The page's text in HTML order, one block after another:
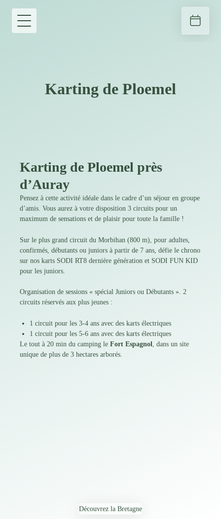
Karting de Ploemel
Karting de Ploemel près
d’Auray
Pensez à cette activité idéale dans le cadre d’un séjour en groupe
d’amis. Vous aurez à votre disposition 3 circuits pour un
maximum de sensations et de plaisir pour toute la famille !
Sur le plus grand circuit du Morbihan (800 m), pour adultes,
confirmés, débutants ou juniors à partir de 7 ans, défie le chrono
sur nos karts SODI RT8 dernière génération et SODI FUN KID
pour les juniors.
Organisation de sessions « spécial Juniors ou Débutants ». 2
circuits réservés aux plus jeunes :
1 circuit pour les 3-4 ans avec des karts électriques
1 circuit pour les 5-6 ans avec des karts électriques
Le tout à 20 min du camping le Fort Espagnol , dans un site
unique de plus de 3 hectares arborés.
Découvrez la Bretagne